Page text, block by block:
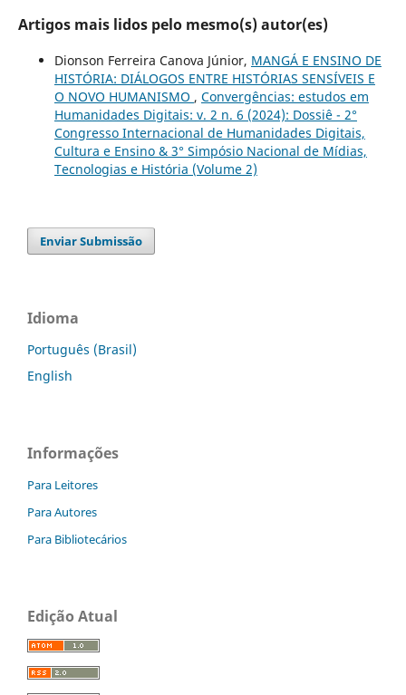
Artigos mais lidos pelo mesmo(s) autor(es)
Dionson Ferreira Canova Júnior, MANGÁ E ENSINO DE
HISTÓRIA: DIÁLOGOS ENTRE HISTÓRIAS SENSÍVEIS E
O NOVO HUMANISMO , Convergências: estudos em
Humanidades Digitais: v. 2 n. 6 (2024): Dossiê - 2°
Congresso Internacional de Humanidades Digitais,
Cultura e Ensino & 3° Simpósio Nacional de Mídias,
Tecnologias e História (Volume 2)
Enviar Submissão
Idioma
Português (Brasil)
English
Informações
Para Leitores
Para Autores
Para Bibliotecários
Edição Atual